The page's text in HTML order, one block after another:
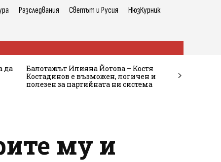
Разследвания Светът и Русия НюзКурник
да
Балотажът Илияна Йотова – Костя
Костадинов е възможен, логичен и
полезен за партийната ни система
му и